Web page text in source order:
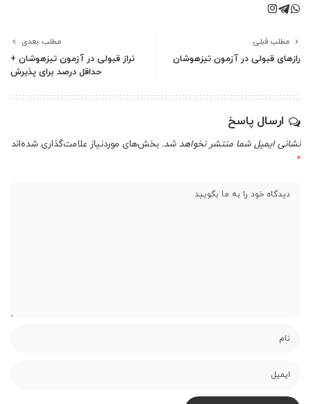
مطلب قبلی
رازهای قبولی در آزمون تیزهوشان
مطلب بعدی
تراز قبولی در آزمون تیزهوشان +
حداقل درصد برای پذیرش
ارسال پاسخ
نشانی ایمیل شما منتشر نخواهد شد. بخش‌های موردنیاز علامت‌گذاری شده‌اند
*